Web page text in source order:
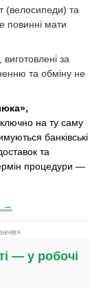
(велосипеди) та
повинні мати
виготовлені за
та обміну не
на ту саму
банківські
та
процедури —
→
— у робочі